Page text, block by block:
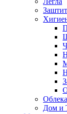
Дом и